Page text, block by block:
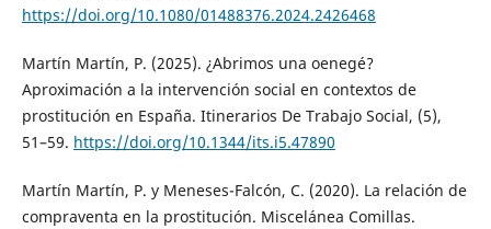
https://doi.org/10.1080/01488376.2024.2426468
Martín Martín, P. (2025). ¿Abrimos una oenegé?
Aproximación a la intervención social en contextos de
prostitución en España. Itinerarios De Trabajo Social, (5),
51–59. https://doi.org/10.1344/its.i5.47890
Martín Martín, P. y Meneses-Falcón, C. (2020). La relación de
compraventa en la prostitución. Miscelánea Comillas.